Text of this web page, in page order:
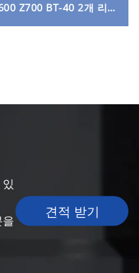
Z700 BT-40 2개 리니
가이드 및 1개 경질 레일
견적 받기